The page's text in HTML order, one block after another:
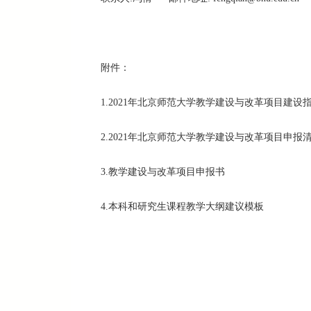
附件：
1.2021年北京师范大学教学建设与改革项目建设
2.2021年北京师范大学教学建设与改革项目申报
3.教学建设与改革项目申报书
4.本科和研究生课程教学大纲建议模板